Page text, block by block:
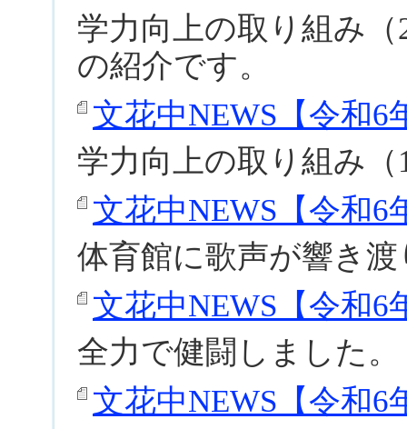
学力向上の取り組み
の紹介です。
文花中NEWS【令和6
学力向上の取り組み
文花中NEWS【令和6
体育館に歌声が響き
文花中NEWS【令和6
全力で健闘しました。
文花中NEWS【令和6